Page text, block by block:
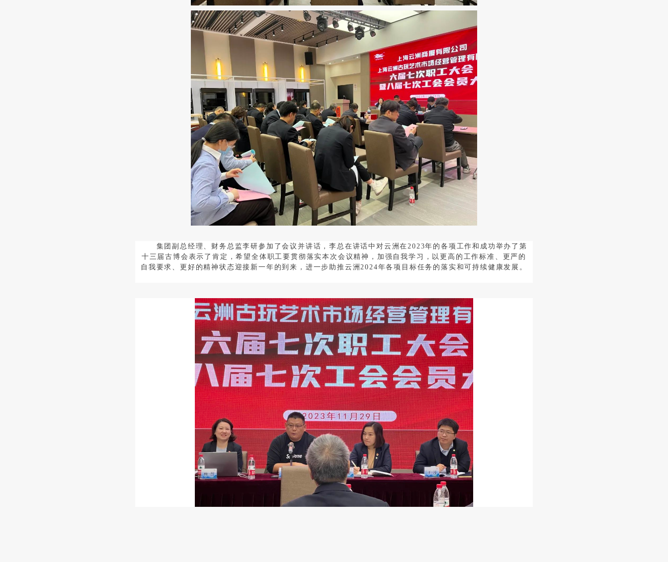
集团副总经理、财务总监李研参加了会议并讲话，李总在讲话中对云洲在2023年的各项工作和成功举办了第
十三届古博会表示了肯定，希望全体职工要贯彻落实本次会议精神，加强自我学习，以更高的工作标准、更严的
自我要求、更好的精神状态迎接新一年的到来，进一步助推云洲2024年各项目标任务的落实和可持续健康发展。